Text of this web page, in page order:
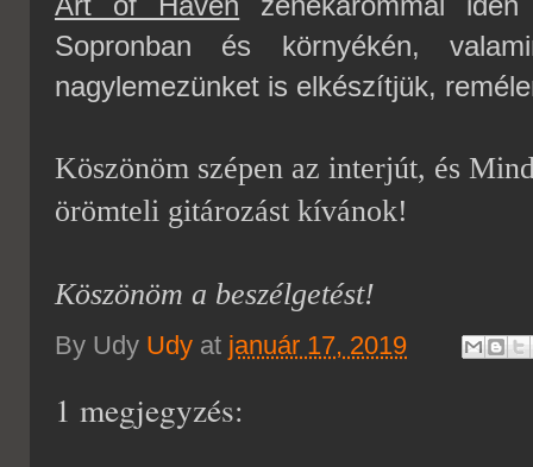
Sopronban és környékén,
nagylemezünket is elkészítjük,
Köszönöm szépen az interjút, és
örömteli gitározást kívánok!
Köszönöm a beszélgetést!
By Udy Udy at január 17, 2019
1 megjegyzés: